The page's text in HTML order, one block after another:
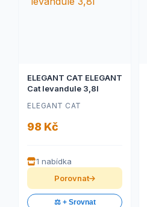
ELEGANT CAT ELEGANT
Cat levandule 3,8l
ELEGANT CAT
98 Kč
1 nabídka
Porovnat
⚖️ + Srovnat